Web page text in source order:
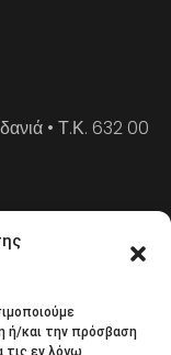
ή/και την πρόσβαση
τις εν λόγω
• Τ.Κ. 632 00